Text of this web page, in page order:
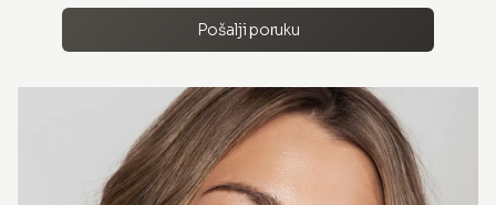
Pošalji poruku